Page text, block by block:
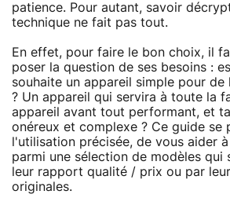
patience. Pour autant, savoir
technique ne fait pas tout.
En effet, pour faire le bon choix, il
poser la question de ses besoins :
souhaite un appareil simple pour
? Un appareil qui servira à toute la
appareil avant tout performant, et
onéreux et complexe ? Ce guide se
l'utilisation précisée, de vous aider
parmi une sélection de modèles qui
leur rapport qualité / prix ou par
originales.